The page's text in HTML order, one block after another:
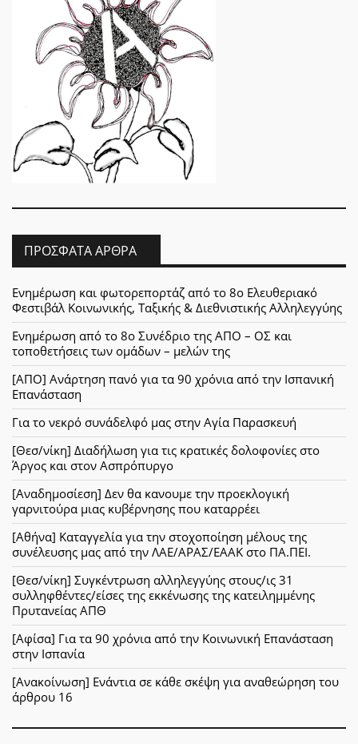
ΠΡΌΣΦΑΤΑ ΆΡΘΡΑ
Ενημέρωση και φωτορεπορτάζ από το 8ο Ελευθεριακό
Φεστιβάλ Κοινωνικής, Ταξικής & Διεθνιστικής Αλληλεγγύης
Ενημέρωση από το 8ο Συνέδριο της ΑΠΟ – ΟΣ και
τοποθετήσεις των ομάδων – μελών της
[ΑΠΟ] Ανάρτηση πανό για τα 90 χρόνια από την Ισπανική
Επανάσταση
Για το νεκρό συνάδελφό μας στην Αγία Παρασκευή
[Θεσ/νίκη] Διαδήλωση για τις κρατικές δολοφονίες στο
Άργος και στον Ασπρόπυργο
[Αναδημοσίεση] Δεν θα κανουμε την προεκλογική
γαρνιτούρα μιας κυβέρνησης που καταρρέει
[Αθήνα] Καταγγελία για την στοχοποίηση μέλους της
συνέλευσης μας από την ΛΑΕ/ΑΡΑΣ/ΕΑΑΚ στο ΠΑ.ΠΕΙ.
[Θεσ/νίκη] Συγκέντρωση αλληλεγγύης στους/ις 31
συλληφθέντες/είσες της εκκένωσης της κατειλημμένης
Πρυτανείας ΑΠΘ
[Αφίσα] Για τα 90 χρόνια από την Κοινωνική Επανάσταση
στην Ισπανία
[Ανακοίνωση] Ενάντια σε κάθε σκέψη για αναθεώρηση του
άρθρου 16